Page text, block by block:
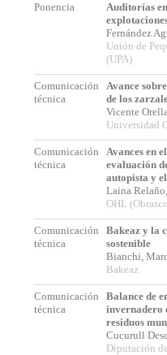
Ponencia
Auditorías
Fernández
Unión de
(UPA)
Comunicación
técnica
Avance
de los
Vicente
Universidad
Comunicación
técnica
Avances en
evaluación
autopista y
Laina
OHL
Comunicación
técnica
Bakeaz y la
sostenible
Bianchi,
Bakeaz
Comunicación
técnica
Balance de
invernadero
residuos
Cucurull
Diputación